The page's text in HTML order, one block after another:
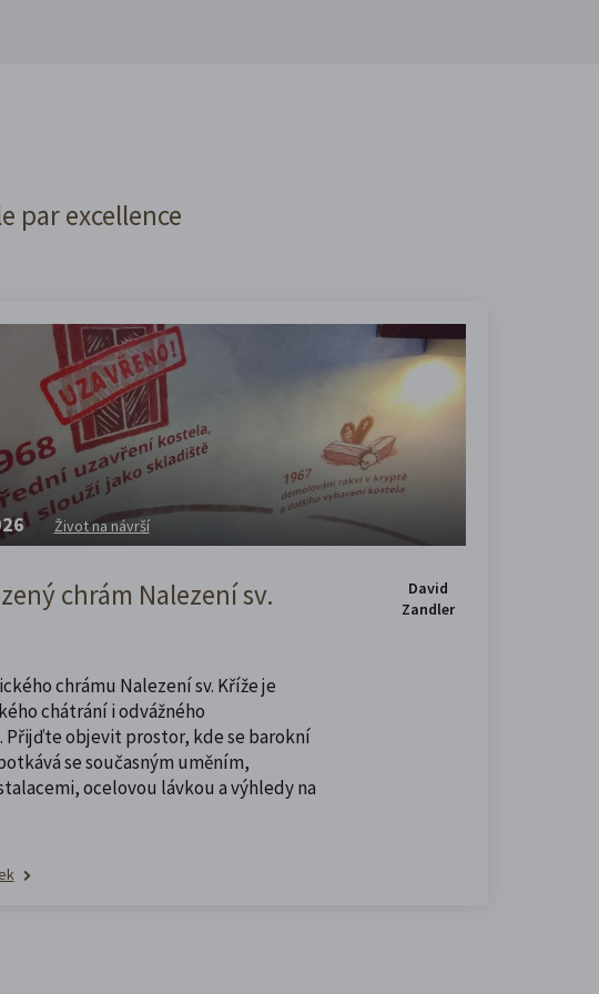
par excellence
Život na návrší
chrám Nalezení sv.
chrámu Nalezení sv. Kříže je
chátrání i odvážného
Přijďte objevit prostor, kde se barokní
se současným uměním,
ocelovou lávkou a výhledy na
David
Zandler